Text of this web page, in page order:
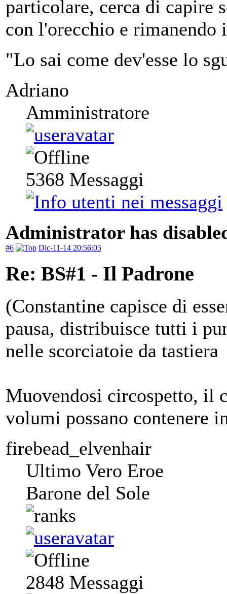
particolare, cerca di capire
con l'orecchio e
"Lo sai come dev'esse lo
Adriano
Amministratore
5368 Messaggi
Administrator has
#6 Dic-11-14 20:56:05
Re: BS#1 - Il Padrone
(Constantine capisce di
pausa, distribuisce tutti i
nelle scorciatoie da
Muovendosi circospetto, il
volumi possano contenere
firebead_elvenhair
Ultimo Vero Eroe
Barone del Sole
2848 Messaggi